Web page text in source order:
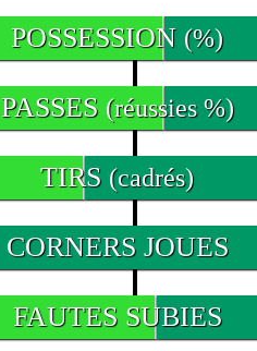
POSSESSION (%)
PASSES (réussies %)
TIRS (cadrés)
CORNERS JOUES
FAUTES SUBIES